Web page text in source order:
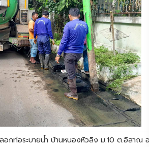
กท่อระบายน้ำ บ้านหนองหัวลิง ม.10 ต.อิสาณ